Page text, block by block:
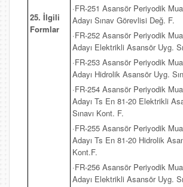
25. İlgili
Formlar
·FR-251 Asansör Periyodik
Adayı Sınav Görevlisi Değ. F.
·FR-252 Asansör Periyodik
Adayı Elektrikli Asansör Uyg.
·FR-253 Asansör Periyodik
Adayı Hidrolik Asansör Uyg.
·FR-254 Asansör Periyodik
Adayı Ts En 81-20 Elektrikli
Sınavı Kont. F.
·FR-255 Asansör Periyodik
Adayı Ts En 81-20 Hidrolik
Kont.F.
·FR-256 Asansör Periyodik
Adayı Elektrikli Asansör Uyg.